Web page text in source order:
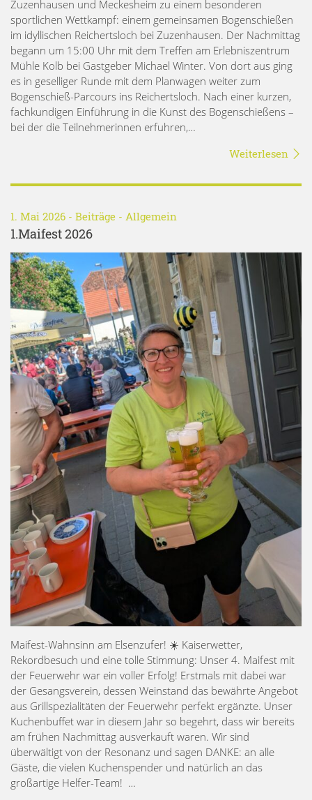
Zuzenhausen und Meckesheim zu einem besonderen
sportlichen Wettkampf: einem gemeinsamen Bogenschießen
im idyllischen Reichertsloch bei Zuzenhausen. Der Nachmittag
begann um 15:00 Uhr mit dem Treffen am Erlebniszentrum
Mühle Kolb bei Gastgeber Michael Winter. Von dort aus ging
es in geselliger Runde mit dem Planwagen weiter zum
Bogenschieß-Parcours ins Reichertsloch. Nach einer kurzen,
fachkundigen Einführung in die Kunst des Bogenschießens –
bei der die Teilnehmerinnen erfuhren,…
Weiterlesen
1. Mai 2026 - Beiträge - Allgemein
1.Maifest 2026
Maifest-Wahnsinn am Elsenzufer! ☀️ Kaiserwetter,
Rekordbesuch und eine tolle Stimmung: Unser 4. Maifest mit
der Feuerwehr war ein voller Erfolg! Erstmals mit dabei war
der Gesangsverein, dessen Weinstand das bewährte Angebot
aus Grillspezialitäten der Feuerwehr perfekt ergänzte. Unser
Kuchenbuffet war in diesem Jahr so begehrt, dass wir bereits
am frühen Nachmittag ausverkauft waren. Wir sind
überwältigt von der Resonanz und sagen DANKE: an alle
Gäste, die vielen Kuchenspender und natürlich an das
großartige Helfer-Team! …